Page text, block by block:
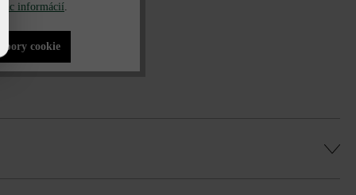
Viac informácií.
cookie